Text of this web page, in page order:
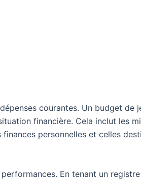
courantes. Un budget de
financière. Cela inclut les
personnelles et celles
En tenant un